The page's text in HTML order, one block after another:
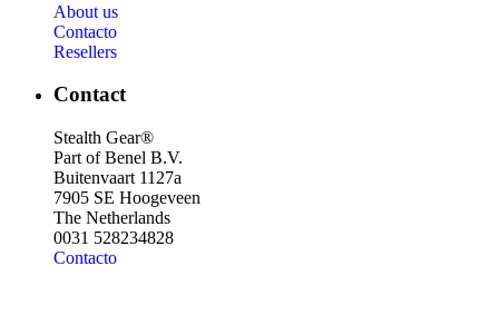
About us
Contacto
Resellers
Contact
Stealth Gear®
Part of Benel B.V.
Buitenvaart 1127a
7905 SE Hoogeveen
The Netherlands
0031 528234828
Contacto